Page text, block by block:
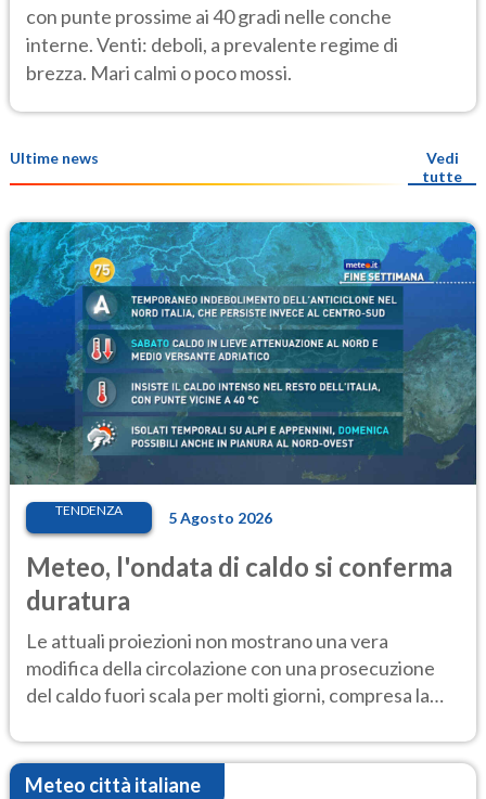
con punte prossime ai 40 gradi nelle conche
interne. Venti: deboli, a prevalente regime di
brezza. Mari calmi o poco mossi.
Ultime news
Vedi
tutte
TENDENZA 5 Agosto 2026
Meteo, l'ondata di caldo si conferma
duratura
Le attuali proiezioni non mostrano una vera
modifica della circolazione con una prosecuzione
del caldo fuori scala per molti giorni, compresa la
Meteo città italiane